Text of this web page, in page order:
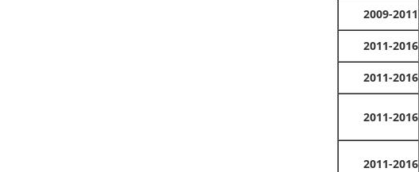
2009-2011
2011-2016
2011-2016
2011-2016
2011-2016